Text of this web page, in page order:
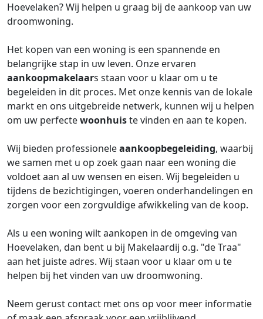
Hoevelaken? Wij helpen u graag bij de aankoop van uw
droomwoning.
Het kopen van een woning is een spannende en
belangrijke stap in uw leven. Onze ervaren
aankoopmakelaars staan voor u klaar om u te
begeleiden in dit proces. Met onze kennis van de lokale
markt en ons uitgebreide netwerk, kunnen wij u helpen
om uw perfectewoonhuiste vinden en aan te kopen.
Wij bieden professioneleaankoopbegeleiding, waarbij
we samen met u op zoek gaan naar een woning die
voldoet aan al uw wensen en eisen. Wij begeleiden u
tijdens de bezichtigingen, voeren onderhandelingen en
zorgen voor een zorgvuldige afwikkeling van de koop.
Als u een woning wilt aankopen in de omgeving van
Hoevelaken, dan bent u bij Makelaardij o.g. "de Traa"
aan het juiste adres. Wij staan voor u klaar om u te
helpen bij het vinden van uw droomwoning.
Neem gerust contact met ons op voor meer informatie